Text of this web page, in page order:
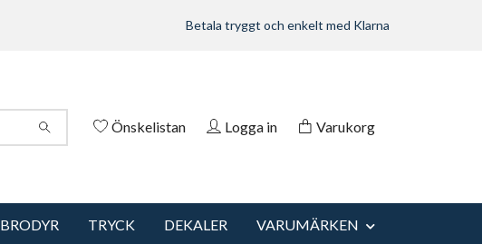
Betala tryggt och enkelt med Klarna
Önskelistan Logga in Varukorg
BRODYR TRYCK DEKALER
VARUMÄRKEN